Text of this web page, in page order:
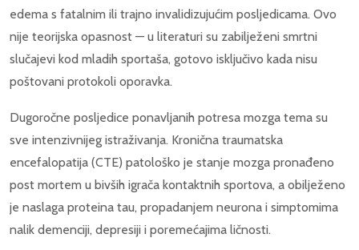
edema s fatalnim ili trajno invalidizujućim posljedicama. Ovo
nije teorijska opasnost — u literaturi su zabilježeni smrtni
slučajevi kod mladih sportaša, gotovo isključivo kada nisu
poštovani protokoli oporavka.
Dugoročne posljedice ponavljanih potresa mozga tema su
sve intenzivnijeg istraživanja. Kronična traumatska
encefalopatija (CTE) patološko je stanje mozga pronađeno
post mortem u bivših igrača kontaktnih sportova, a obilježeno
je naslaga proteina tau, propadanjem neurona i simptomima
nalik demenciji, depresiji i poremećajima ličnosti.